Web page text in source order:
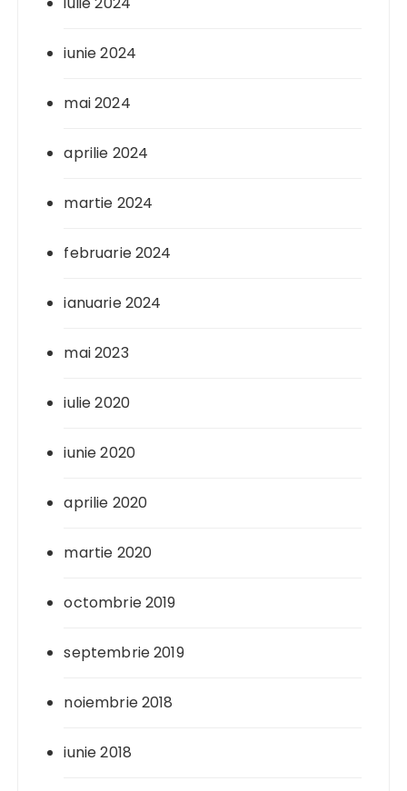
iunie 2024
mai 2024
aprilie 2024
martie 2024
februarie 2024
ianuarie 2024
mai 2023
iulie 2020
iunie 2020
aprilie 2020
martie 2020
octombrie 2019
septembrie 2019
noiembrie 2018
iunie 2018